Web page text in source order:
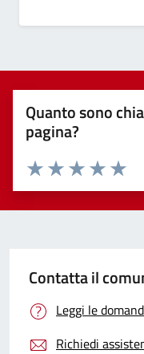
Quanto sono
pagina?
Valuta 4
Valuta 3
Valuta 2 stelle su
Valuta 1 stelle su 5
Contatta il
Leggi le
Richiedi